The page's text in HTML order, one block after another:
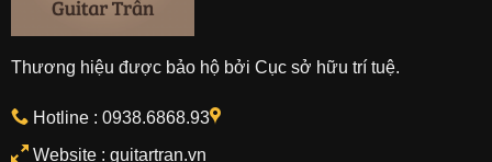
Thương hiệu được bảo hộ bởi Cục sở hữu trí tuệ.
Hotline : 0938.6868.93
Website : guitartran.vn